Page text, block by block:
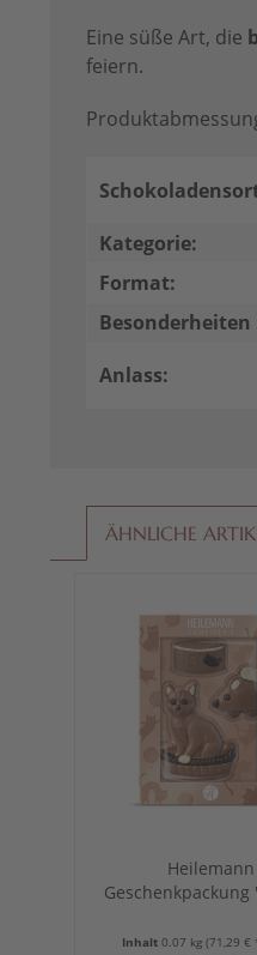
Eine süße Art, die
feiern.
Kategorie:
Format:
Besonderheiten
Anlass:
ÄHNLICHE
Heilemann
Geschenkpackung
Inhalt 0.07 kg (71,29 €